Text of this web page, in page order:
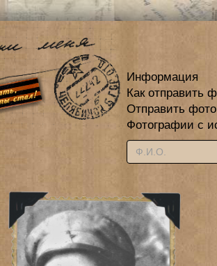
Информация
Как отправить
Отправить
Фотографии с